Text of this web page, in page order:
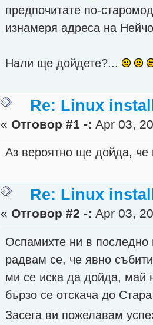
предпочитате по-
изнамеря адреса на
Нали ще дойдете?...
Re: Linux
« Отговор #1 -: Apr 03,
Аз вероятно ще дойда, че
Re: Linux
« Отговор #2 -: Apr 03,
Оспамихте ни в последно
радвам се, че явно
ми се иска да дойда,
бързо се отскача до
Засега ви пожелавам